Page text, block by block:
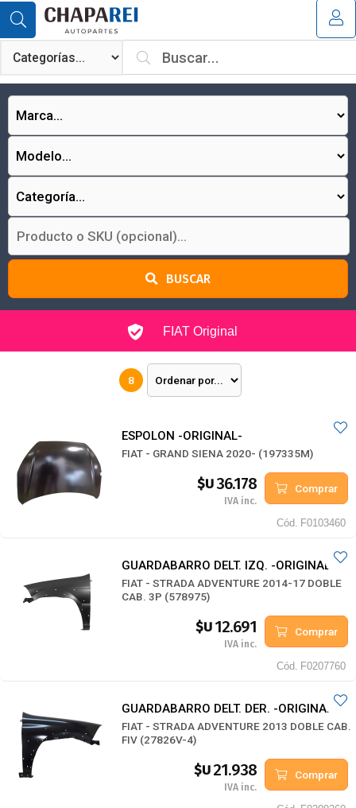
¿Tienes cupón de descuento?
BUSCAR
FIAT Original
8
ESPOLON -ORIGINAL-
FIAT - GRAND SIENA 2020- (197335M)
$U36.178
IVA inc.
Comprar
Cód. F0103460
GUARDABARRO DELT. IZQ. -ORIGINAL-
FIAT - STRADA ADVENTURE 2014-17 DOBLE
CAB. 3P (578975)
$U12.691
IVA inc.
Comprar
Cód. F0207760
GUARDABARRO DELT. DER. -ORIGINAL-
FIAT - STRADA ADVENTURE 2013 DOBLE CAB.
FIV (27826V-4)
$U21.938
IVA inc.
Comprar